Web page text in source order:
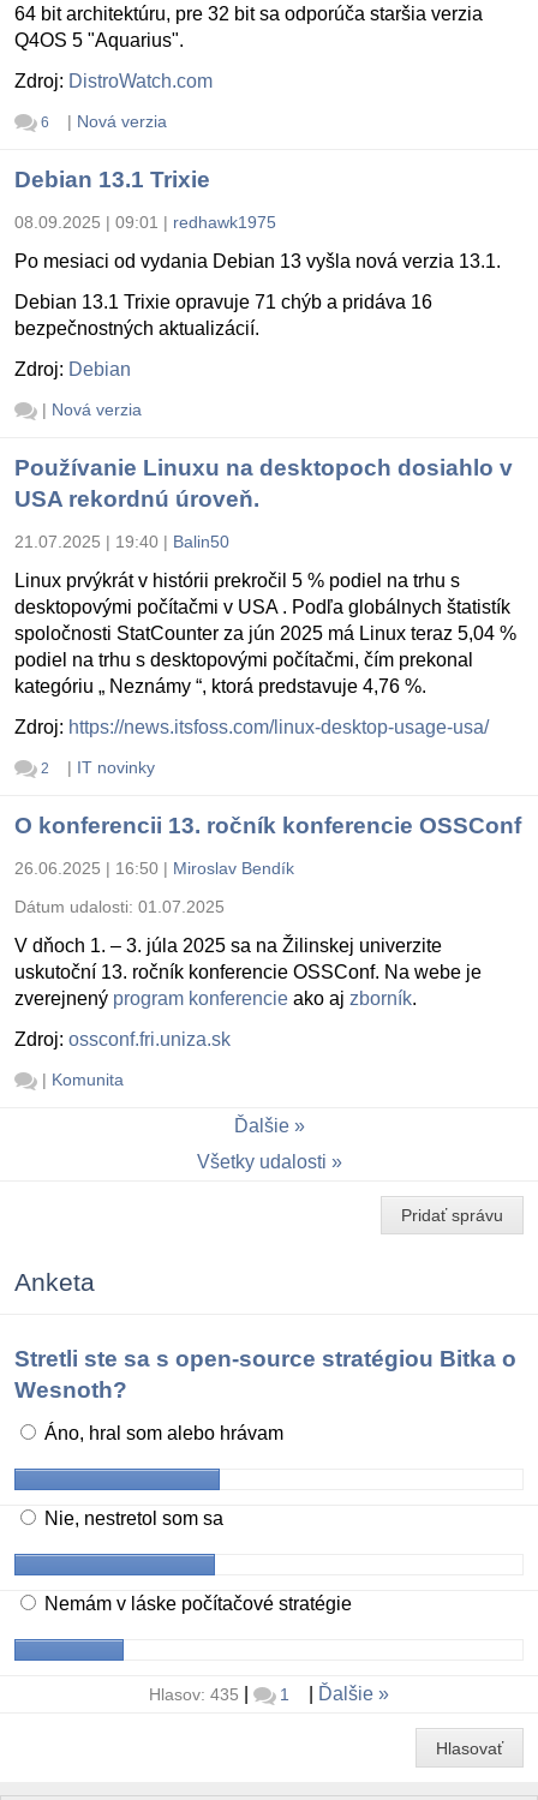
64 bit architektúru, pre 32 bit sa odporúča staršia verzia
Q4OS 5 "Aquarius".
Zdroj: DistroWatch.com
6 | Nová verzia
Debian 13.1 Trixie
08.09.2025 | 09:01 | redhawk1975
Po mesiaci od vydania Debian 13 vyšla nová verzia 13.1.
Debian 13.1 Trixie opravuje 71 chýb a pridáva 16
bezpečnostných aktualizácií.
Zdroj: Debian
| Nová verzia
Používanie Linuxu na desktopoch dosiahlo v
USA rekordnú úroveň.
21.07.2025 | 19:40 | Balin50
Linux prvýkrát v histórii prekročil 5 % podiel na trhu s
desktopovými počítačmi v USA . Podľa globálnych štatistík
spoločnosti StatCounter za jún 2025 má Linux teraz 5,04 %
podiel na trhu s desktopovými počítačmi, čím prekonal
kategóriu „ Neznámy “, ktorá predstavuje 4,76 %.
Zdroj: https://news.itsfoss.com/linux-desktop-usage-usa/
2 | IT novinky
O konferencii 13. ročník konferencie OSSConf
26.06.2025 | 16:50 | Miroslav Bendík
Dátum udalosti: 01.07.2025
V dňoch 1. – 3. júla 2025 sa na Žilinskej univerzite
uskutoční 13. ročník konferencie OSSConf. Na webe je
zverejnený program konferencie ako aj zborník.
Zdroj: ossconf.fri.uniza.sk
| Komunita
Ďalšie
Všetky udalosti
Pridať správu
Anketa
Stretli ste sa s open-source stratégiou Bitka o
Wesnoth?
Áno, hral som alebo hrávam
Nie, nestretol som sa
Nemám v láske počítačové stratégie
Hlasov: 435 1 Ďalšie
Hlasovať